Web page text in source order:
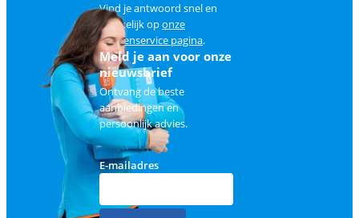
Vind je antwoord snel en
makkelijk oponze
klantenservice pagina.
Meld je aan voor onze
nieuwsbrief
Ontvang de beste
aanbiedingen en
persoonlijk advies.
E-mailadres